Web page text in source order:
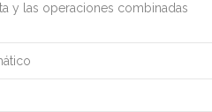
y las operaciones combinadas